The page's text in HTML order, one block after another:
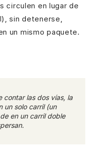
circulen en lugar de
sin detenerse,
un mismo paquete.
contar las dos vías, la
un solo carril (un
en un carril doble